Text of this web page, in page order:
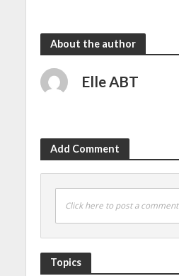
About the author
Elle ABT
Add Comment
Click here to post a comment
Topics